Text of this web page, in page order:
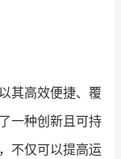
其高效便捷、覆
一种创新且可持
不仅可以提高运